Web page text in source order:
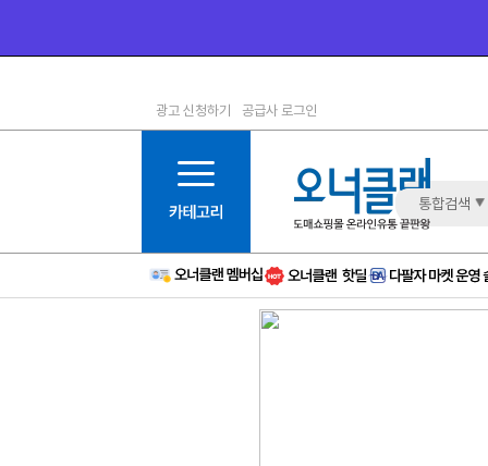
1등급
6등급
11등급
12등급
15등급
16등급
광고 신청하기 공급사 로그인
통합검색